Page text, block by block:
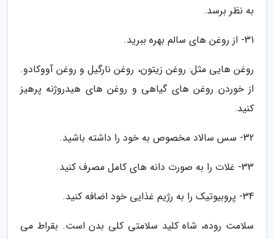
به نظر برسد.
31- از روغن های سالم بهره ببرید.
روغن هایی مثل: روغن زیتون، روغن نارگیل و روغن آووکادو.
از خوردن روغن های گیاهی و روغن های هیدروژنه پرهیز
کنید.
32- سس سالاد مخصوص به خود را داشته باشید.
33- غلات را به صورت دانه های کامل مصرف کنید.
34- پروبیوتیک را به رژیم غذایی خود اضافه کنید.
سلامت روده، شاه کلید سلامتی کلی بدن است. بقراط می